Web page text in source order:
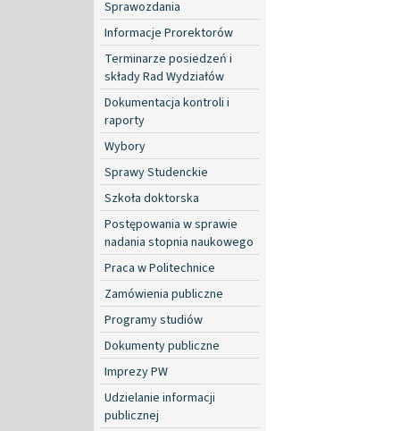
Sprawozdania
Informacje Prorektorów
Terminarze posiedzeń i
składy Rad Wydziałów
Dokumentacja kontroli i
raporty
Wybory
Sprawy Studenckie
Szkoła doktorska
Postępowania w sprawie
nadania stopnia naukowego
Praca w Politechnice
Zamówienia publiczne
Programy studiów
Dokumenty publiczne
Imprezy PW
Udzielanie informacji
publicznej